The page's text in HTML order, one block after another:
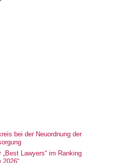
bei der Neuordnung der
Lawyers“ im Ranking
2026“